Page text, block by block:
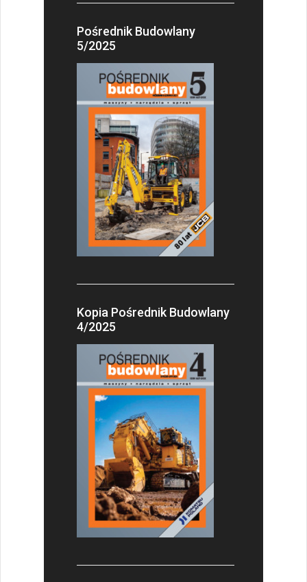
Pośrednik Budowlany
5/2025
Kopia Pośrednik Budowlany
4/2025